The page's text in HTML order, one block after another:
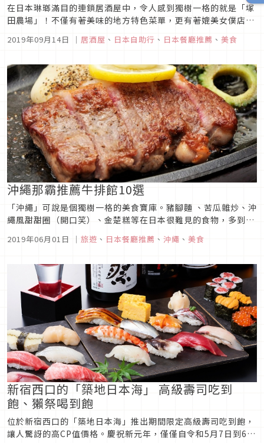
在日本琳瑯滿目的連鎖居酒屋中，令人感到獨樹一格的就是「塚
田農場」！不僅有著美味的地方特色菜單，更有著媲美女僕店的
的時候，選塚田農場準沒錯！圖片來源地方特色居酒屋料理 人氣
所飼育的「地方土產...
2019年09月14日 ｜ 居酒屋 、 日本自助行 、 日本餐廳推薦 、 美食
沖繩那霸推薦牛排館10選
「沖繩」可說是個獨樹一格的美食寶庫。豬腳麵 、苦瓜雜炒、沖
繩風甜甜圈（開口笑）、金楚糕等在日本很難見的食物，多到想
淇淋等美式食物。其理由就在於，日本75%的美軍基地都位於沖
美式料理和專門店...
2019年06月01日 ｜ 旅遊 、 日本餐廳推薦 、 沖繩 、 美食
新宿西口的「築地日本海」 高級壽司吃到
飽、獺祭喝到飽
位於新宿西口的「築地日本海」推出期間限定高級壽司吃到飽，
讓人驚訝的高CP值價格。慶祝新元年，僅僅自令和5月7日到6月